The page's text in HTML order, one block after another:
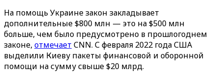
На помощь Украине закон закладывает
дополнительные $800 млн — это на $500 млн
больше, чем было предусмотрено в прошлогоднем
законе, отмечает CNN. С февраля 2022 года США
выделили Киеву пакеты финансовой и оборонной
помощи на сумму свыше $20 млрд.